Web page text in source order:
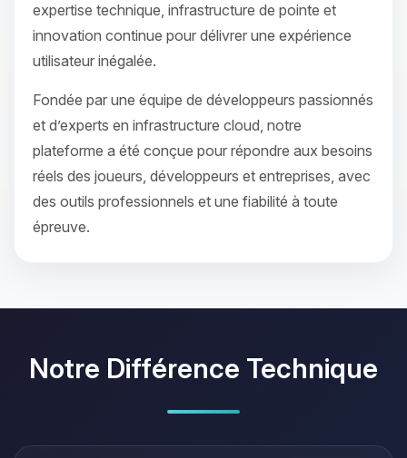
expertise technique, infrastructure de pointe et
innovation continue pour délivrer une expérience
utilisateur inégalée.
Fondée par une équipe de développeurs passionnés
et d’experts en infrastructure cloud, notre
plateforme a été conçue pour répondre aux besoins
réels des joueurs, développeurs et entreprises, avec
des outils professionnels et une fiabilité à toute
épreuve.
Notre Différence Technique
Youpi, enfin quelqu’un pour me